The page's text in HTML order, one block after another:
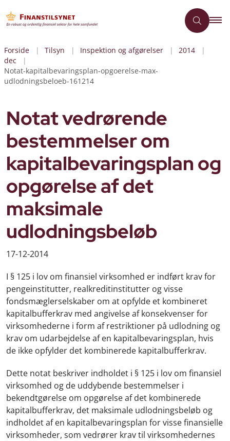
Forside Tilsyn Inspektion og afgørelser
2014
dec
Notat-kapitalbevaringsplan-opgoerelse-max-
udlodningsbeloeb-161214
Notat vedrørende
bestemmelser om
kapitalbevaringsplan og
opgørelse af det
maksimale
udlodningsbeløb
17-12-2014
I § 125 i lov om finansiel virksomhed er indført krav for
pengeinstitutter, realkreditinstitutter og visse
fondsmæglerselskaber om at opfylde et kombineret
kapitalbufferkrav med angivelse af konsekvenser for
virksomhederne i form af restriktioner på udlodning og
krav om udarbejdelse af en kapitalbevaringsplan, hvis
de ikke opfylder det kombinerede kapitalbufferkrav.
Dette notat beskriver indholdet i § 125 i lov om finansiel
virksomhed og de uddybende bestemmelser i
bekendtgørelse om opgørelse af det kombinerede
kapitalbufferkrav, det maksimale udlodningsbeløb og
indholdet af en kapitalbevaringsplan for visse finansielle
virksomheder, som vedrører krav til virksomhedernes